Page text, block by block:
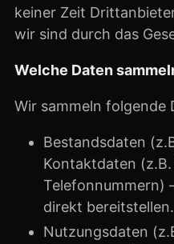
keiner Zeit
wir sind durch das
Welche Daten
Wir sammeln folgende
Bestandsdaten
Kontaktdaten (z.B.
Telefonnummern)
direkt bereitstellen.
Nutzungsdaten